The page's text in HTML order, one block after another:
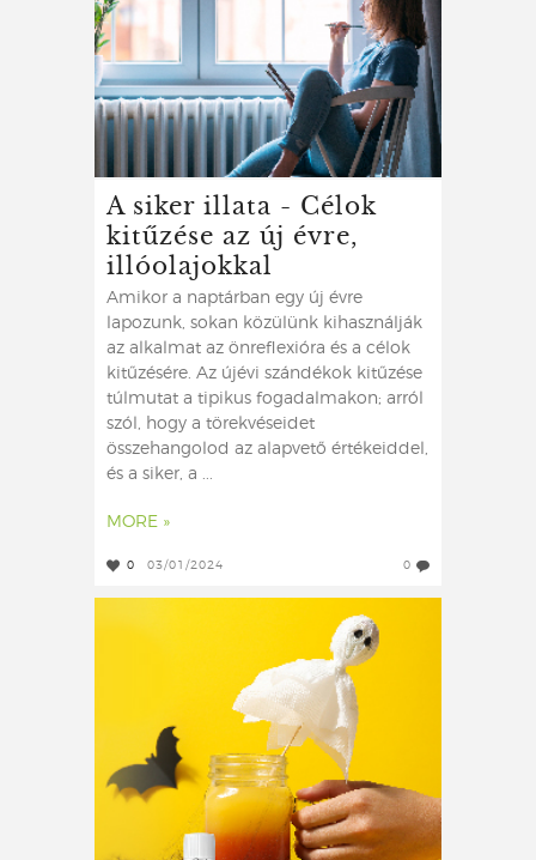
A siker illata - Célok
kitűzése az új évre,
illóolajokkal
Amikor a naptárban egy új évre
lapozunk, sokan közülünk kihasználják
az alkalmat az önreflexióra és a célok
kitűzésére. Az újévi szándékok kitűzése
túlmutat a tipikus fogadalmakon; arról
szól, hogy a törekvéseidet
összehangolod az alapvető értékeiddel,
és a siker, a ...
MORE »
0 03/01/2024 0